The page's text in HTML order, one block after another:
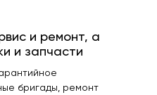
и ремонт, а
и запчасти
бригады, ремонт